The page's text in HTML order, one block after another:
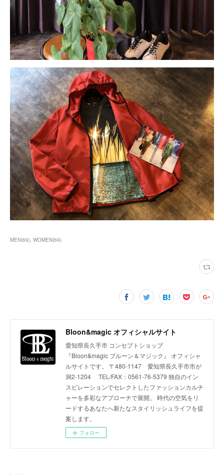
MEN(69) WOMEN(69)
Bloon&magic オフィシャルサイト
愛知県長久手市 コンセプトショップ
『Bloon&magic ブルーン＆マジック』 オフィシャ
ルサイトです。 〒480-1147 愛知県長久手市市が
洞2-1204 TEL/FAX：0561-76-5379 独自のイン
スピレーションでセレクトしたファッションカルチ
ャーを多彩なアプローチで展開。 時代の空気をリ
ードするあなたへ新たなスタイリッシュライフを提
案します。
フォロー